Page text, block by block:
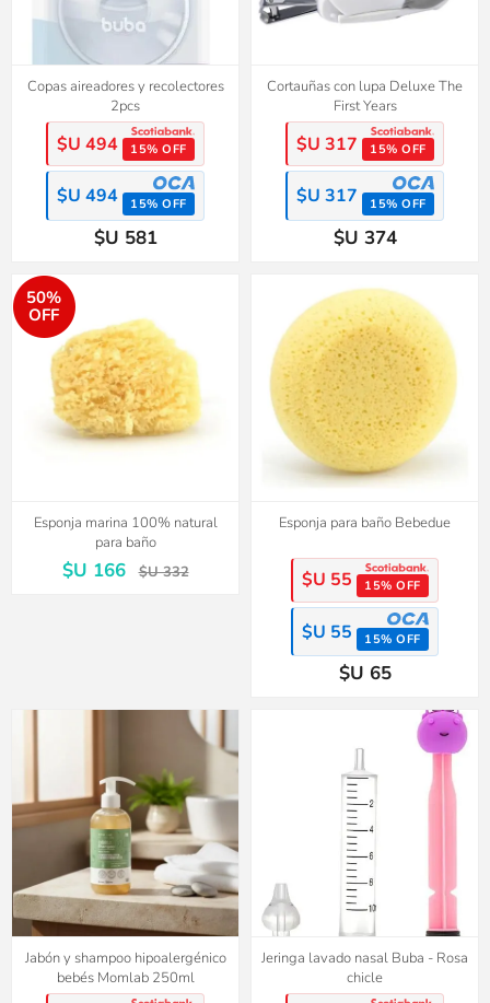
Copas aireadores y recolectores
2pcs
$U 494 15% OFF
$U 494 15% OFF
$U 581
Cortauñas con lupa Deluxe The
First Years
$U 317 15% OFF
$U 317 15% OFF
$U 374
50%
OFF
Esponja marina 100% natural
para baño
$U 166 $U 332
Esponja para baño Bebedue
$U 55 15% OFF
$U 55 15% OFF
$U 65
Jabón y shampoo hipoalergénico
bebés Momlab 250ml
Jeringa lavado nasal Buba - Rosa
chicle